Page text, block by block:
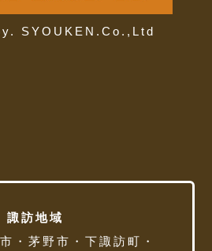
SYOUKEN.Co.,Ltd
諏訪地域
・茅野市・下諏訪町・